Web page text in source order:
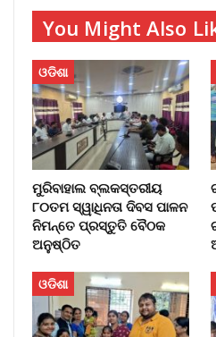
You Might Also
ଓଡିଶା
ମୁରିବାହାଲ ବ୍ଲକସ୍ତରୀୟ
୮୦ତମ ସ୍ୱାଧିନତା ଦିବସ ପାଳନ
ନିମନ୍ତେ ପ୍ରସ୍ତୁତି ବୈଠକ
ଅନୁଷ୍ଠିତ
ଓଡିଶା